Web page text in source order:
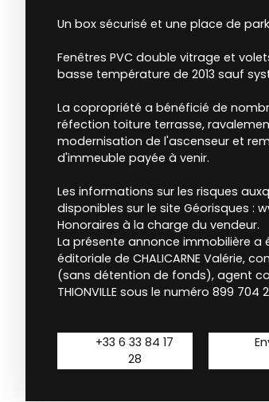
Un box sécurisé et une place de
Fenêtres PVC double vitrage et
basse température de 2013 sauf
La copropriété a bénéficié de
réfection toiture terrasse,
modernisation de l'ascenseur et
d'immeuble payée à venir.
Les informations sur les risques
disponibles sur le site Géorisques :
Honoraires à la charge du vendeur.
La présente annonce immobilière a
éditoriale de CHALICARNE Valérie,
(sans détention de fonds), agent
THIONVILLE sous le numéro 899 704
+33 6 33 84 17
28